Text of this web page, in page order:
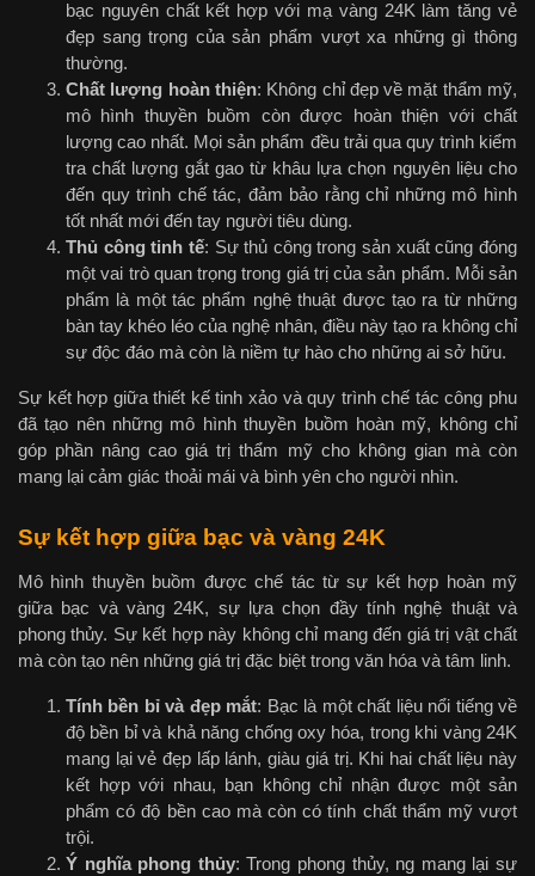
bạc nguyên chất kết hợp với mạ vàng 24K làm tăng vẻ
đẹp sang trọng của sản phẩm vượt xa những gì thông
thường.
Chất lượng hoàn thiện: Không chỉ đẹp về mặt thẩm mỹ,
mô hình thuyền buồm còn được hoàn thiện với chất
lượng cao nhất. Mọi sản phẩm đều trải qua quy trình kiểm
tra chất lượng gắt gao từ khâu lựa chọn nguyên liệu cho
đến quy trình chế tác, đảm bảo rằng chỉ những mô hình
tốt nhất mới đến tay người tiêu dùng.
Thủ công tinh tế: Sự thủ công trong sản xuất cũng đóng
một vai trò quan trọng trong giá trị của sản phẩm. Mỗi sản
phẩm là một tác phẩm nghệ thuật được tạo ra từ những
bàn tay khéo léo của nghệ nhân, điều này tạo ra không chỉ
sự độc đáo mà còn là niềm tự hào cho những ai sở hữu.
Sự kết hợp giữa thiết kế tinh xảo và quy trình chế tác công phu
đã tạo nên những mô hình thuyền buồm hoàn mỹ, không chỉ
góp phần nâng cao giá trị thẩm mỹ cho không gian mà còn
mang lại cảm giác thoải mái và bình yên cho người nhìn.
Sự kết hợp giữa bạc và vàng 24K
Mô hình thuyền buồm được chế tác từ sự kết hợp hoàn mỹ
giữa bạc và vàng 24K, sự lựa chọn đầy tính nghệ thuật và
phong thủy. Sự kết hợp này không chỉ mang đến giá trị vật chất
mà còn tạo nên những giá trị đặc biệt trong văn hóa và tâm linh.
Tính bền bỉ và đẹp mắt: Bạc là một chất liệu nổi tiếng về
độ bền bỉ và khả năng chống oxy hóa, trong khi vàng 24K
mang lại vẻ đẹp lấp lánh, giàu giá trị. Khi hai chất liệu này
kết hợp với nhau, bạn không chỉ nhận được một sản
phẩm có độ bền cao mà còn có tính chất thẩm mỹ vượt
trội.
Ý nghĩa phong thủy: Trong phong thủy, ng mang lại sự